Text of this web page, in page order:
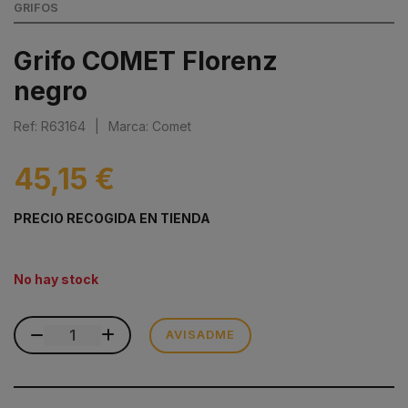
GRIFOS
Grifo COMET Florenz
negro
Ref: R63164 Marca: Comet
45,15 €
PRECIO RECOGIDA EN TIENDA
No hay stock
AVISADME